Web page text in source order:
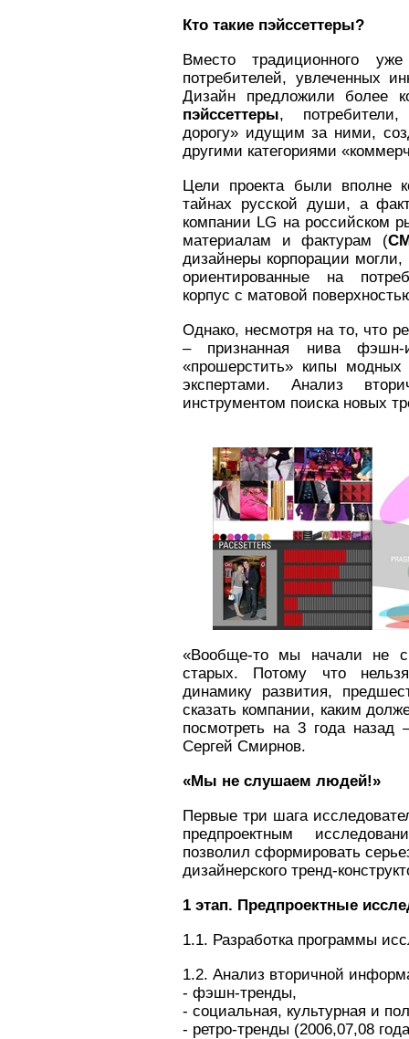
Кто такие пэйссеттеры?
Вместо традиционного
потребителей, увлеченных
Дизайн предложили более
пэйссеттеры, потребители,
дорогу» идущим за ними,
другими категориями
Цели проекта были вполне
тайнах русской души, а
компании LG на российском
материалам и фактурам (
дизайнеры корпорации могли,
ориентированные на
корпус с матовой
Однако, несмотря на то, что
– признанная нива
«прошерстить» кипы
экспертами. Анализ
инструментом поиска новых
«Вообще-то мы начали не
старых. Потому что
динамику развития,
сказать компании, каким
посмотреть на 3 года
Сергей Смирнов.
«Мы не слушаем людей!»
Первые три шага
предпроектным
позволил сформировать
дизайнерского тренд-
1 этап. Предпроектные
1.1. Разработка программы
1.2. Анализ вторичной
- фэшн-тренды,
- социальная, культурная и
- ретро-тренды (2006,07,08